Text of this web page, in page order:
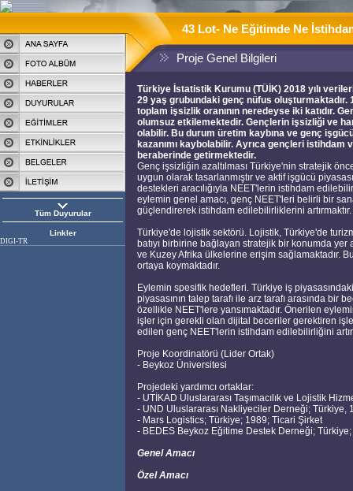
Tüm Duyurular
Linkler
DIGI-TR
43 Lot- Ne Eğitimde Ne
Proje Genel Bilgileri
Türkiye İstatistik Kurumu (TÜİK) 2018 yılı
29 yaş grubundaki genç nüfus oluşturmaktadır.
toplam işsizlik oranının neredeyse iki katıdır.
olumsuz etkilemektedir. Gençlerin işsizliği ve
olabilir. Bu durum üretim kaybına ve genç
kazanımı kaybolabilir. Ayrıca gençleri
beraberinde getirmektedir.
Genç işsizliğin azaltılması Türkiye'nin stratejik
uygun olarak tasarlanmıştır ve aktif işgücü
destekleri aracılığıyla NEET'lerin istihdam
eylemin genel amacı, genç NEET'leri belirli bir
güçlendirerek istihdam edilebilirliklerini artırmaktır.
Türkiye'de lojistik sektörü. Lojistik, Türkiye'de
batıyı birbirine bağlayan stratejik bir konumda
ve Kuzey Afrika ülkelerine erişim sağlamaktadır.
ortaya koymaktadır.
Eylemin spesifik hedefleri. Türkiye iş
piyasasının talep tarafı ile arz tarafı arasında bir
özellikle NEET'lere yansımaktadır. Önerilen
işler için gerekli olan dijital beceriler gerektiren
edilen genç NEET'lerin istihdam edilebilirliğini
Proje Koordinatörü (Lider Ortak)
- Beykoz Üniversitesi
Projedeki yardımcı ortaklar:
- UTİKAD Uluslararası Taşımacılık ve Lojistik
- UND Uluslararası Nakliyeciler Derneği; Türkiye,
- Mars Logistics; Türkiye; 1989; Ticari Şirket
- BEDES Beykoz Eğitime Destek Derneği;
Genel Amacı
Özel Amacı